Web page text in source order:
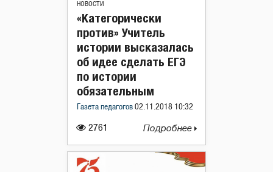
НОВОСТИ
2761
«Категорически
против» Учитель
истории высказалась
об идее сделать ЕГЭ
по истории
обязательным
Газета педагогов 02.11.2018 10:32
Подробнее